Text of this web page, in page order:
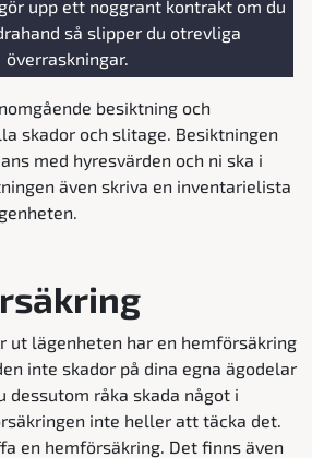
upp ett noggrant kontrakt om du
så slipper du otrevliga
överraskningar.
besiktning och
skador och slitage. Besiktningen
med hyresvärden och ni ska i
även skriva en inventarielista
ut lägenheten har en hemförsäkring
inte skador på dina egna ägodelar
dessutom råka skada något i
inte heller att täcka det.
en hemförsäkring. Det finns även